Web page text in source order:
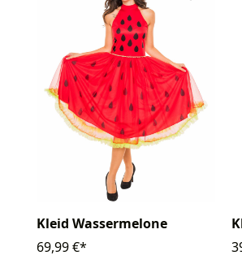
Kleid Wassermelone
69,99 €*